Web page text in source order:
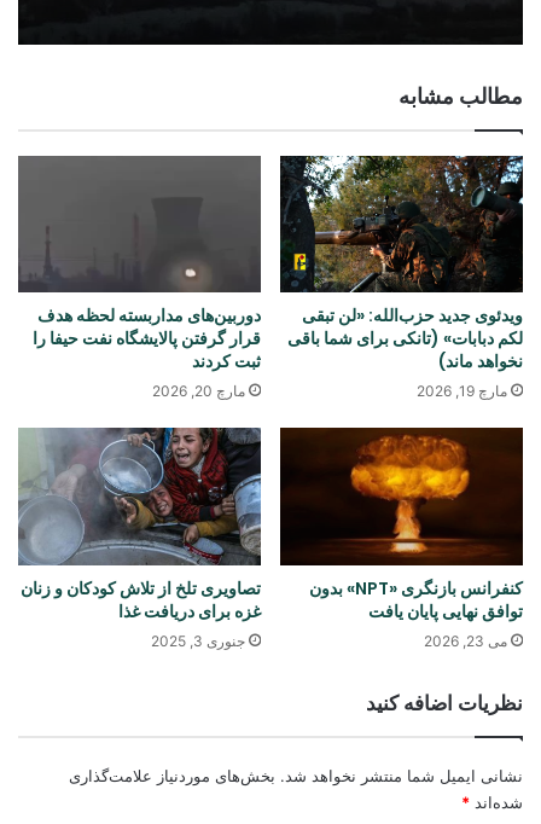
مطالب مشابه
ویدئوی جدید حزب‌الله: «لن تبقی
لکم دبابات» (تانکی برای شما باقی
نخواهد ماند)
مارچ 19, 2026
دوربین‌های مداربسته لحظه هدف
قرار گرفتن پالایشگاه نفت حیفا را
ثبت کردند
مارچ 20, 2026
کنفرانس بازنگری «NPT» بدون
توافق نهایی پایان یافت
می 23, 2026
تصاویری تلخ از تلاش کودکان و زنان
غزه برای دریافت غذا
جنوری 3, 2025
نظریات اضافه کنید
نشانی ایمیل شما منتشر نخواهد شد. بخش‌های موردنیاز علامت‌گذاری
شده‌اند *